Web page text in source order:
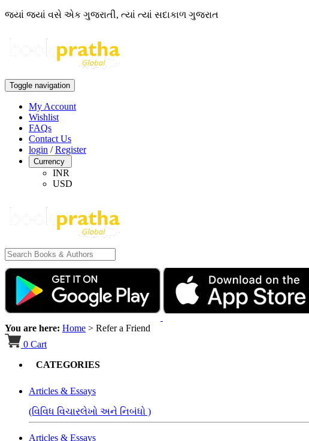
જ્યાં જ્યાં વસે એક ગુજરાતી, ત્યાં ત્યાં સદાકાળ ગુજરાત
Toggle navigation
My Account
Wishlist
FAQs
Contact Us
login /Register
Currency
INR
USD
You are here: Home > Refer a Friend
0 Cart
CATEGORIES
Articles & Essays
(વિવિધ વિચારલેખો અને નિબંધો )
Articles & Essays